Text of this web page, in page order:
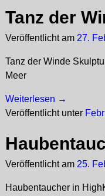
Tanz der
Veröffentlicht am 27.
Tanz der Winde
Meer
Weiterlesen →
Veröffentlicht unter
Veröffentlicht am 25.
Haubentaucher in